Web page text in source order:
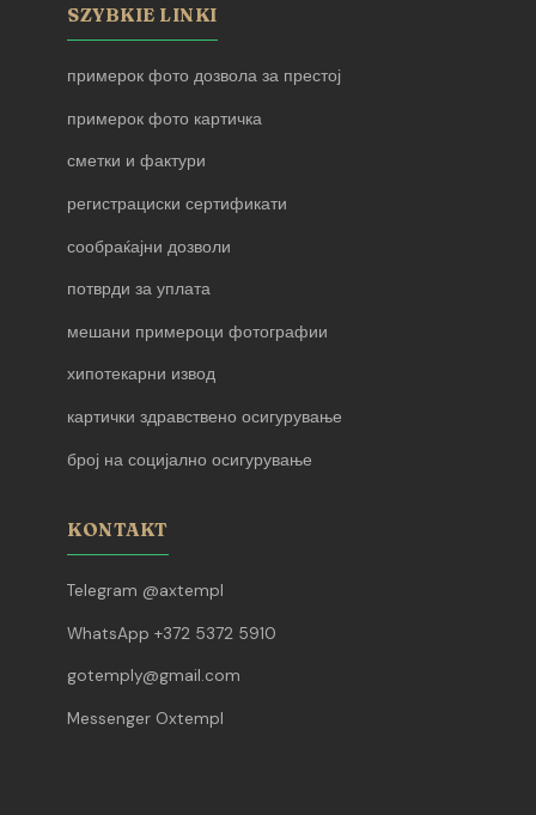
SZYBKIE LINKI
примерок фото дозвола за престој
примерок фото картичка
сметки и фактури
регистрациски сертификати
сообраќајни дозволи
потврди за уплата
мешани примероци фотографии
хипотекарни извод
картички здравствено осигурување
број на социјално осигурување
KONTAKT
Telegram @axtempl
WhatsApp +372 5372 5910
gotemply@gmail.com
Messenger Oxtempl